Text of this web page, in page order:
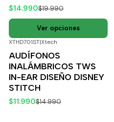
$14.990$19.990
Ver opciones
XTHD701ST|Xtech
AUDÍFONOS
INALÁMBRICOS TWS
IN-EAR DISEÑO DISNEY
STITCH
$11.990$14.990